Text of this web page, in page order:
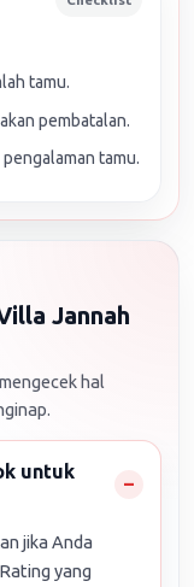
tamu.
pembatalan.
tamu.
Jannah
hal
untuk
jika Anda
yang